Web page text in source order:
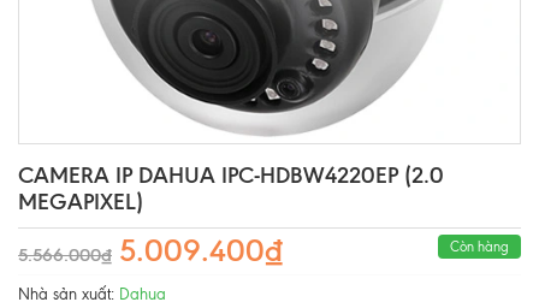
CAMERA IP DAHUA IPC-HDBW4220EP (2.0
MEGAPIXEL)
5.566.000₫ 5.009.400₫ Còn hàng
Nhà sản xuất: Dahua